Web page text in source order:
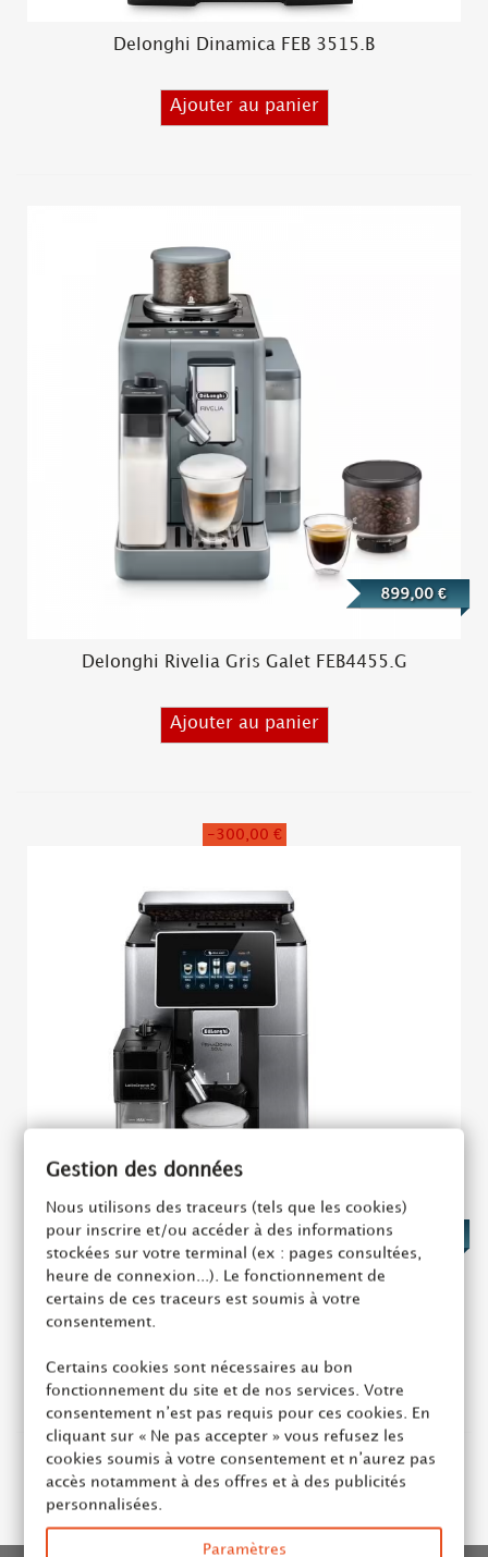
Delonghi Dinamica FEB 3515.B
Ajouter au panier
Delonghi Rivelia Gris Galet FEB4455.G
899,00 €
Ajouter au panier
-300,00 €
Prima Donna Soul
1 249,00 €
Ajouter au panier
Affichage de 1 - 7 de 7 éléments
Gestion des données
Nous utilisons des traceurs (tels que les cookies)
pour inscrire et/ou accéder à des informations
stockées sur votre terminal (ex : pages consultées,
heure de connexion...). Le fonctionnement de
certains de ces traceurs est soumis à votre
consentement.
Certains cookies sont nécessaires au bon
fonctionnement du site et de nos services. Votre
consentement n’est pas requis pour ces cookies. En
cliquant sur « Ne pas accepter » vous refusez les
cookies soumis à votre consentement et n’aurez pas
accès notamment à des offres et à des publicités
personnalisées.
Paramètres